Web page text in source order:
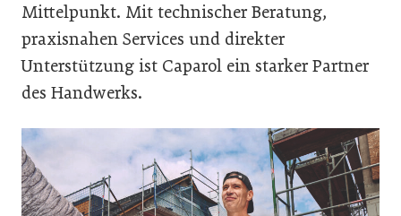
Mittelpunkt. Mit technischer Beratung,
praxisnahen Services und direkter
Unterstützung ist Caparol ein starker Partner
des Handwerks.